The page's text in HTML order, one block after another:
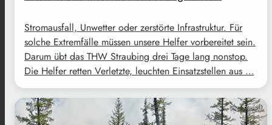
Stromausfall, Unwetter oder zerstörte Infrastruktur. Für
solche Extremfälle müssen unsere Helfer vorbereitet sein.
Darum übt das THW Straubing drei Tage lang nonstop.
Die Helfer retten Verletzte, leuchten Einsatzstellen aus …
Freepik